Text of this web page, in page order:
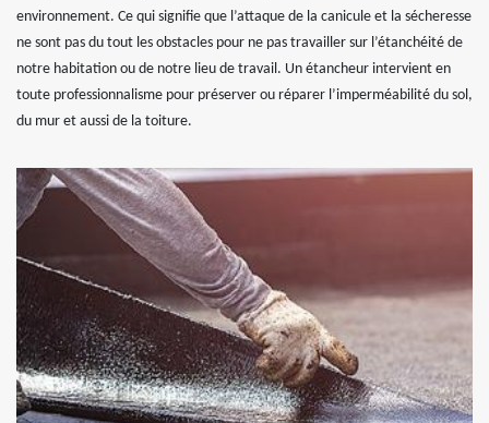
environnement. Ce qui signifie que l’attaque de la canicule et la sécheresse
ne sont pas du tout les obstacles pour ne pas travailler sur l’étanchéité de
notre habitation ou de notre lieu de travail. Un étancheur intervient en
toute professionnalisme pour préserver ou réparer l’imperméabilité du sol,
du mur et aussi de la toiture.